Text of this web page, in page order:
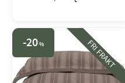
20% FRI FRAKT